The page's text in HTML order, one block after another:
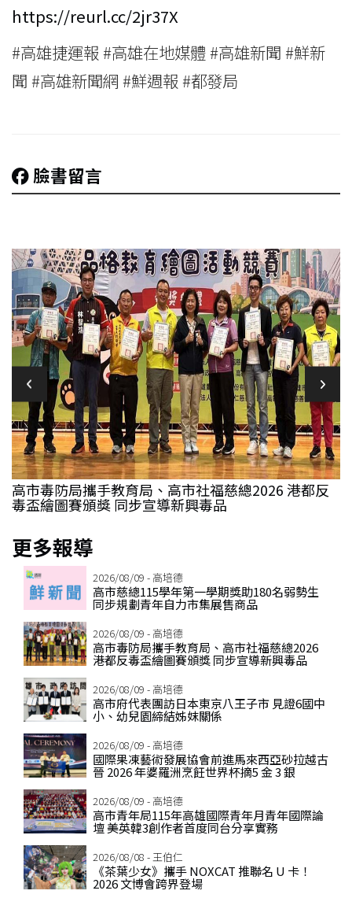
https://reurl.cc/2jr37X
#高雄捷運報 #高雄在地媒體 #高雄新聞 #鮮新
聞 #高雄新聞網 #鮮週報 #都發局
臉書留言
高市毒防局攜手教育局、高市社福慈總2026 港都反
毒盃繪圖賽頒獎 同步宣導新興毒品
更多報導
2026/08/09 - 高培德
高市慈總115學年第一學期獎助180名弱勢生
同步規劃青年自力市集展售商品
2026/08/09 - 高培德
高市毒防局攜手教育局、高市社福慈總2026
港都反毒盃繪圖賽頒獎 同步宣導新興毒品
2026/08/09 - 高培德
高市府代表團訪日本東京八王子市 見證6國中
小、幼兒園締結姊妺關係
2026/08/09 - 高培德
國際果凍藝術發展協會前進馬來西亞砂拉越古
晉 2026 年婆羅洲烹飪世界杯摘5 金 3 銀
2026/08/09 - 高培德
高市青年局115年高雄國際青年月青年國際論
壇 美英韓3創作者首度同台分享實務
2026/08/08 - 王伯仁
《茶葉少女》攜手 NOXCAT 推聯名 U 卡！
2026 文博會跨界登場